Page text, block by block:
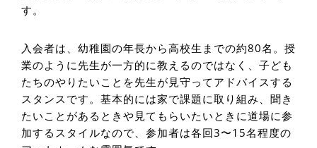
す。
入会者は、幼稚園の年長から高校生までの約80名。授
業のように先生が一方的に教えるのではなく、子ども
たちのやりたいことを先生が見守ってアドバイスする
スタンスです。基本的には家で課題に取り組み、聞き
たいことがあるときや見てもらいたいときに道場に参
加するスタイルなので、参加者は各回3〜15名程度の